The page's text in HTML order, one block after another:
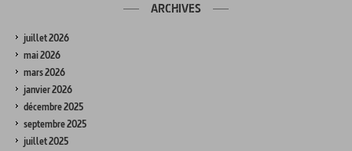
ARCHIVES
juillet 2026
mai 2026
mars 2026
janvier 2026
décembre 2025
septembre 2025
juillet 2025